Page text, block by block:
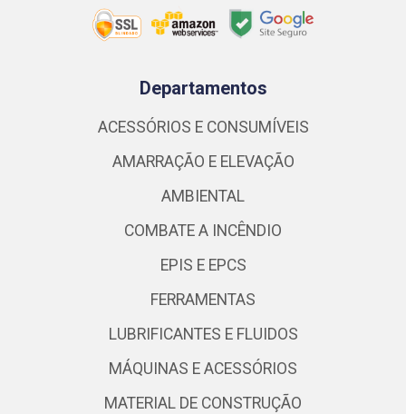
Departamentos
ACESSÓRIOS E CONSUMÍVEIS
AMARRAÇÃO E ELEVAÇÃO
AMBIENTAL
COMBATE A INCÊNDIO
EPIS E EPCS
FERRAMENTAS
LUBRIFICANTES E FLUIDOS
MÁQUINAS E ACESSÓRIOS
MATERIAL DE CONSTRUÇÃO